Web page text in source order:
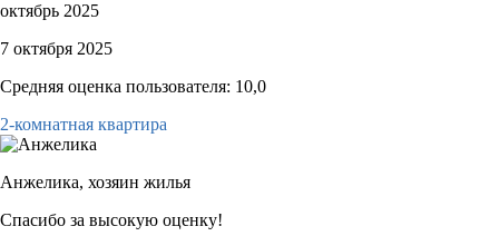
октябрь 2025
7 октября 2025
Средняя оценка пользователя: 10,0
2-комнатная квартира
Анжелика, хозяин жилья
Спасибо за высокую оценку!